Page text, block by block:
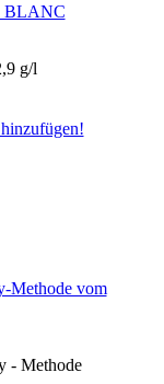
BLANC
g/l
Methode vom
- Methode